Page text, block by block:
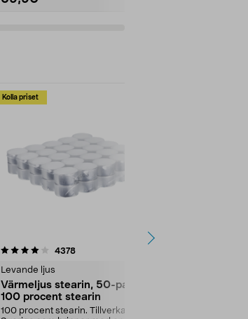
Kolla priset
4378recensioner
Levande ljus
Värmeljus stearin, 50-pack,
100 procent stearin
100 procent stearin. Tillverkade i
4.5av 5 stjärnor